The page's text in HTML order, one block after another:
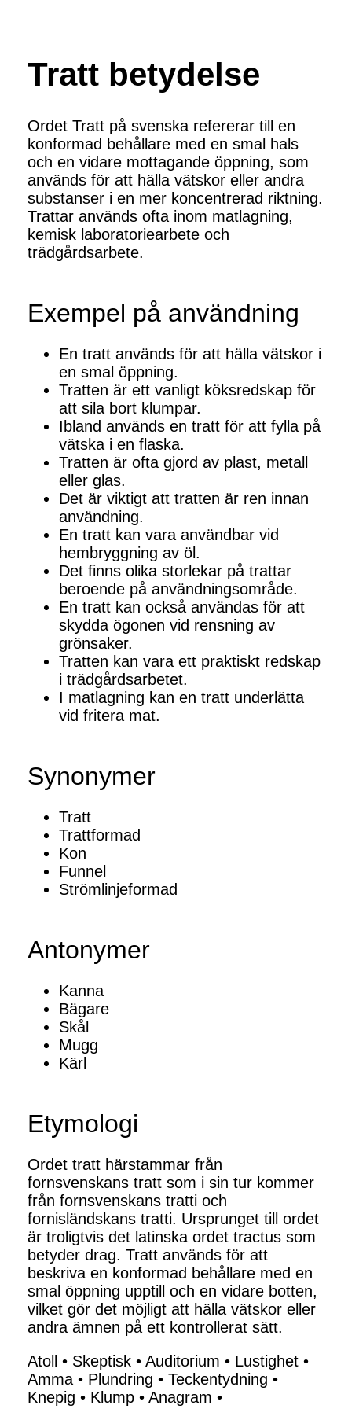
Tratt betydelse
Ordet Tratt på svenska refererar till en
konformad behållare med en smal hals
och en vidare mottagande öppning, som
används för att hälla vätskor eller andra
substanser i en mer koncentrerad riktning.
Trattar används ofta inom matlagning,
kemisk laboratoriearbete och
trädgårdsarbete.
Exempel på användning
En tratt används för att hälla vätskor i
en smal öppning.
Tratten är ett vanligt köksredskap för
att sila bort klumpar.
Ibland används en tratt för att fylla på
vätska i en flaska.
Tratten är ofta gjord av plast, metall
eller glas.
Det är viktigt att tratten är ren innan
användning.
En tratt kan vara användbar vid
hembryggning av öl.
Det finns olika storlekar på trattar
beroende på användningsområde.
En tratt kan också användas för att
skydda ögonen vid rensning av
grönsaker.
Tratten kan vara ett praktiskt redskap
i trädgårdsarbetet.
I matlagning kan en tratt underlätta
vid fritera mat.
Synonymer
Tratt
Trattformad
Kon
Funnel
Strömlinjeformad
Antonymer
Kanna
Bägare
Skål
Mugg
Kärl
Etymologi
Ordet tratt härstammar från
fornsvenskans tratt som i sin tur kommer
från fornsvenskans tratti och
fornisländskans tratti. Ursprunget till ordet
är troligtvis det latinska ordet tractus som
betyder drag. Tratt används för att
beskriva en konformad behållare med en
smal öppning upptill och en vidare botten,
vilket gör det möjligt att hälla vätskor eller
andra ämnen på ett kontrollerat sätt.
Atoll
• Skeptisk • Auditorium • Lustighet •
Amma • Plundring • Teckentydning •
Knepig • Klump • Anagram •